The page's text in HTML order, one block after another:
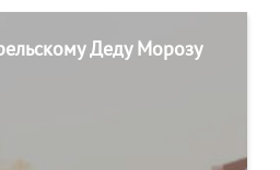
Деду Морозу